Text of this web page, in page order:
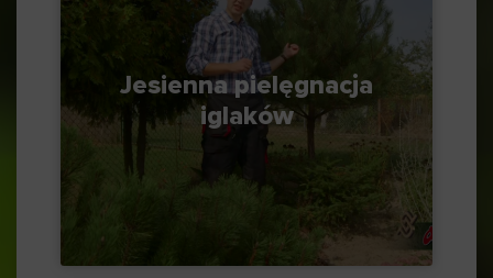
Jesienna pielęgnacja
iglaków